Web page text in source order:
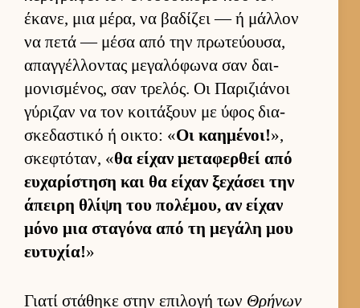
έκανε, μια μέρα, να βαδίζει — ή μάλ­λον
να πετά — μέσα από την πρωτεύ­ου­σα,
απαγ­γέλ­λοντας μεγαλόφωνα σαν δαι­
μονισμένος, σαν τρελός. Οι Παριζιάνοι
γύριζαν να τον κοι­τάξουν με ύφος δια­
σκεδαστικό ή οι­κτο: «Οι καη­μένοι!»,
σκεφτόταν, «θα εί­χαν μεταφερ­θεί από
ευ­χαρίστηση και θα εί­χαν ξεχάσει την
άπειρη θλίψη του πολέμου, αν εί­χαν
μόνο μια σταγόνα από τη μεγάλη μου
ευ­τυχία!»
Γιατί στάθηκε στην επιλογή των Θρήνων